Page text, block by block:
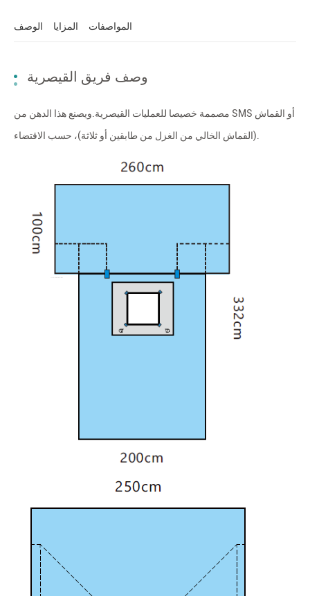
الوصف المزايا المواصفات
وصف فريق القيصرية
مصممة خصيصا للعمليات القيصرية.ويصنع هذا الدهن من SMS أو القماش
(القماش الخالي من الغزل من طابقين أو ثلاثة)، حسب الاقتضاء.